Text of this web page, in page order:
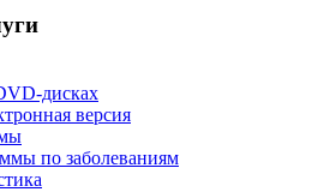
дисках
версия
по заболеваниям